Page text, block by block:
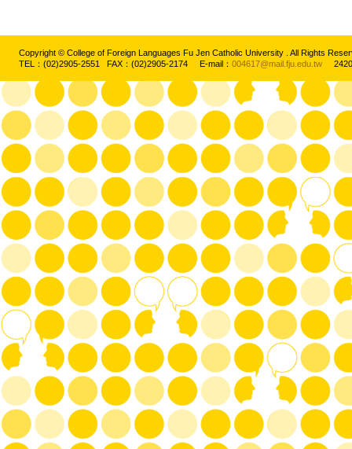
Copyright © College of Foreign Languages Fu Jen Catholic University . All Rights
TEL：(02)2905-2551 FAX：(02)2905-2174 E-mail： 004617@mail.fju.edu.tw